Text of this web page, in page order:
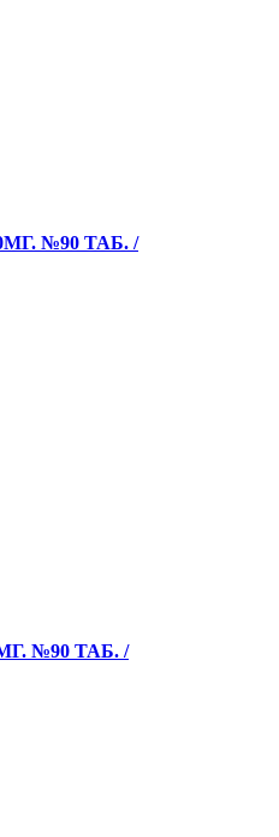
№90 ТАБ. /
№90 ТАБ. /